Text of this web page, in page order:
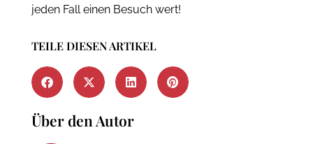
jeden Fall einen Besuch wert!
TEILE DIESEN ARTIKEL
Über den Autor